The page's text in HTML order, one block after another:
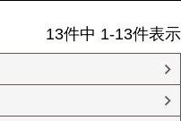
13件中 1-13件表示